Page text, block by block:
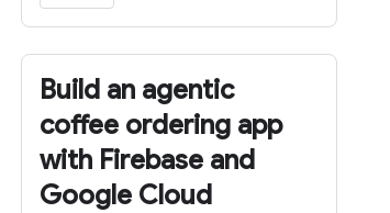
Build an agentic
coffee ordering app
with Firebase and
Google Cloud